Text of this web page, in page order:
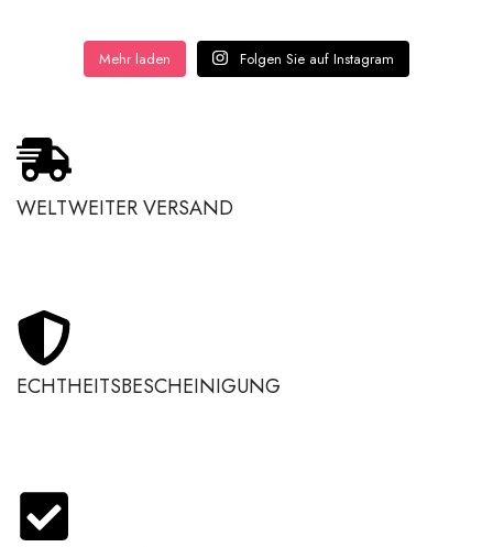
Mehr laden Folgen Sie auf Instagram
WELTWEITER VERSAND
ECHTHEITSBESCHEINIGUNG